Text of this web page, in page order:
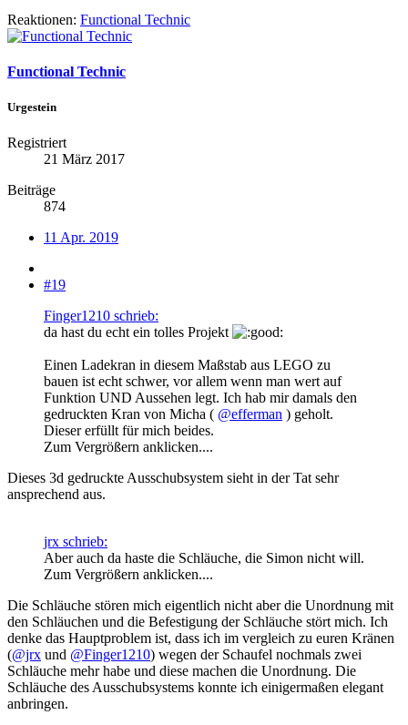
Reaktionen: Functional Technic
Functional Technic
Urgestein
Registriert
21 März 2017
Beiträge
874
11 Apr. 2019
#19
Finger1210 schrieb:
da hast du echt ein tolles Projekt
Einen Ladekran in diesem Maßstab aus LEGO zu
bauen ist echt schwer, vor allem wenn man wert auf
Funktion UND Aussehen legt. Ich hab mir damals den
gedruckten Kran von Micha ( @efferman ) geholt.
Dieser erfüllt für mich beides.
Zum Vergrößern anklicken....
Dieses 3d gedruckte Ausschubsystem sieht in der Tat sehr
ansprechend aus.
jrx schrieb:
Aber auch da haste die Schläuche, die Simon nicht will.
Zum Vergrößern anklicken....
Die Schläuche stören mich eigentlich nicht aber die Unordnung mit
den Schläuchen und die Befestigung der Schläuche stört mich. Ich
denke das Hauptproblem ist, dass ich im vergleich zu euren Kränen
(@jrx und @Finger1210) wegen der Schaufel nochmals zwei
Schläuche mehr habe und diese machen die Unordnung. Die
Schläuche des Ausschubsystems konnte ich einigermaßen elegant
anbringen.